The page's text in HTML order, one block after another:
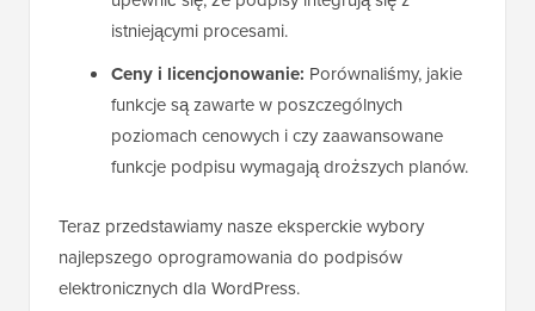
istniejącymi procesami.
Ceny i licencjonowanie: Porównaliśmy, jakie
funkcje są zawarte w poszczególnych
poziomach cenowych i czy zaawansowane
funkcje podpisu wymagają droższych planów.
Teraz przedstawiamy nasze eksperckie wybory
najlepszego oprogramowania do podpisów
elektronicznych dla WordPress.